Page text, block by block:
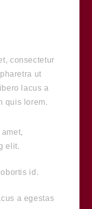
consectetur
ut
lacus a
quis lorem.
elit.
id.
a egestas